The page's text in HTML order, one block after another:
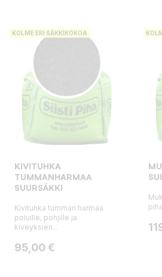
KOLME ERI SÄKKIKOKOA
KIVITUHKA
TUMMANHARMAA
SUURSÄKKI
Kivituhka tumman harmaa
poluille, pohjille ja
kiveyksien...
Hinta
95,00 €